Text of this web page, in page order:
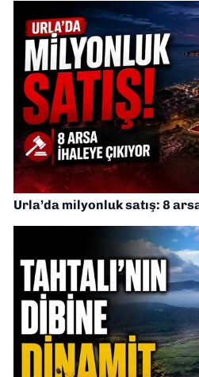
Urla’da milyonluk satış: 8